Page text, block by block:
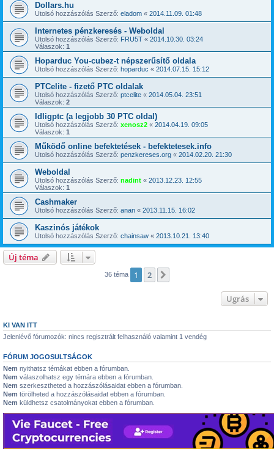
Dollars.hu
Utolsó hozzászólás Szerző: eladom « 2014.11.09. 01:48
Internetes pénzkeresés - Weboldal
Utolsó hozzászólás Szerző: FRU5T « 2014.10.30. 03:24
Válaszok: 1
Hoparduc You-cubez-t népszerűsítő oldala
Utolsó hozzászólás Szerző: hoparduc « 2014.07.15. 15:12
PTCelite - fizető PTC oldalak
Utolsó hozzászólás Szerző: ptcelite « 2014.05.04. 23:51
Válaszok: 2
Idligptc (a legjobb 30 PTC oldal)
Utolsó hozzászólás Szerző: xenosz2 « 2014.04.19. 09:05
Válaszok: 1
Működő online befektetések - befektetesek.info
Utolsó hozzászólás Szerző: penzkereses.org « 2014.02.20. 21:30
Weboldal
Utolsó hozzászólás Szerző: nadint « 2013.12.23. 12:55
Válaszok: 1
Cashmaker
Utolsó hozzászólás Szerző: anan « 2013.11.15. 16:02
Kaszinós játékok
Utolsó hozzászólás Szerző: chainsaw « 2013.10.21. 13:40
Új téma
36 téma 1 2
Ugrás
KI VAN ITT
Jelenlévő fórumozók: nincs regisztrált felhasználó valamint 1 vendég
FÓRUM JOGOSULTSÁGOK
Nem nyithatsz témákat ebben a fórumban.
Nem válaszolhatsz egy témára ebben a fórumban.
Nem szerkesztheted a hozzászólásaidat ebben a fórumban.
Nem törölheted a hozzászólásaidat ebben a fórumban.
Nem küldhetsz csatolmányokat ebben a fórumban.